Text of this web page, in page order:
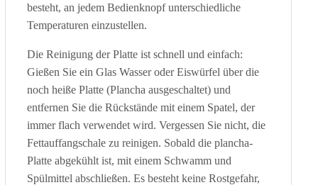
besteht, an jedem Bedienknopf unterschiedliche
Temperaturen einzustellen.
Die Reinigung der Platte ist schnell und einfach:
Gießen Sie ein Glas Wasser oder Eiswürfel über die
noch heiße Platte (Plancha ausgeschaltet) und
entfernen Sie die Rückstände mit einem Spatel, der
immer flach verwendet wird. Vergessen Sie nicht, die
Fettauffangschale zu reinigen. Sobald die plancha-
Platte abgekühlt ist, mit einem Schwamm und
Spülmittel abschließen. Es besteht keine Rostgefahr,